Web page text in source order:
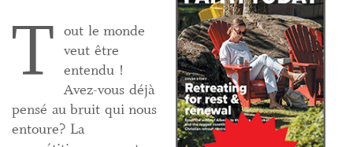
T out le monde
veut être
entendu !
Avez-vous déjà
pensé au bruit qui nous
entoure? La